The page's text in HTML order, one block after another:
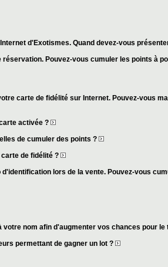
d'Exotismes. Quand devez-vous
Pouvez-vous cumuler les points à
carte de fidélité sur Internet. Pouvez-vous
activée ?
de cumuler des points ?
de fidélité ?
lors de la vente. Pouvez-vous
nom afin d'augmenter vos chances pour le
permettant de gagner un lot ?